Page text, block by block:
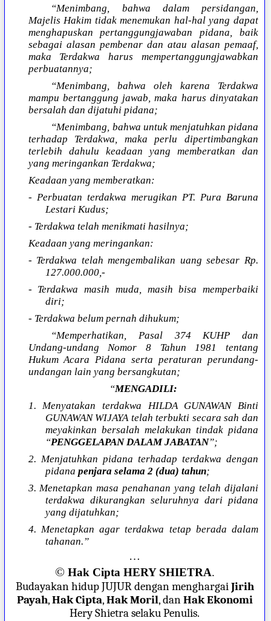
“Menimbang, bahwa dalam persidangan,
Majelis Hakim tidak menemukan hal-hal yang dapat
menghapuskan pertanggungjawaban pidana, baik
sebagai alasan pembenar dan atau alasan pemaaf,
maka Terdakwa harus mempertanggungjawabkan
perbuatannya;
“Menimbang, bahwa oleh karena Terdakwa
mampu bertanggung jawab, maka harus dinyatakan
bersalah dan dijatuhi pidana;
“Menimbang, bahwa untuk menjatuhkan pidana
terhadap Terdakwa, maka perlu dipertimbangkan
terlebih dahulu keadaan yang memberatkan dan
yang meringankan Terdakwa;
Keadaan yang memberatkan:
- Perbuatan terdakwa merugikan PT. Pura Baruna
Lestari Kudus;
- Terdakwa telah menikmati hasilnya;
Keadaan yang meringankan:
- Terdakwa telah mengembalikan uang sebesar Rp.
127.000.000,-
- Terdakwa masih muda, masih bisa memperbaiki
diri;
- Terdakwa belum pernah dihukum;
“Memperhatikan, Pasal 374 KUHP dan
Undang-undang Nomor 8 Tahun 1981 tentang
Hukum Acara Pidana serta peraturan perundang-
undangan lain yang bersangkutan;
“MENGADILI:
1. Menyatakan terdakwa HILDA GUNAWAN Binti
GUNAWAN WIJAYA telah terbukti secara sah dan
meyakinkan bersalah melakukan tindak pidana
“PENGGELAPAN DALAM JABATAN”;
2. Menjatuhkan pidana terhadap terdakwa dengan
pidana penjara selama 2 (dua) tahun;
3. Menetapkan masa penahanan yang telah dijalani
terdakwa dikurangkan seluruhnya dari pidana
yang dijatuhkan;
4. Menetapkan agar terdakwa tetap berada dalam
tahanan.”
…
© Hak Cipta HERY SHIETRA.
Budayakan hidup JUJUR dengan menghargaiJirih
Payah,Hak Cipta,Hak Moril, danHak Ekonomi
Hery Shietra selaku Penulis.